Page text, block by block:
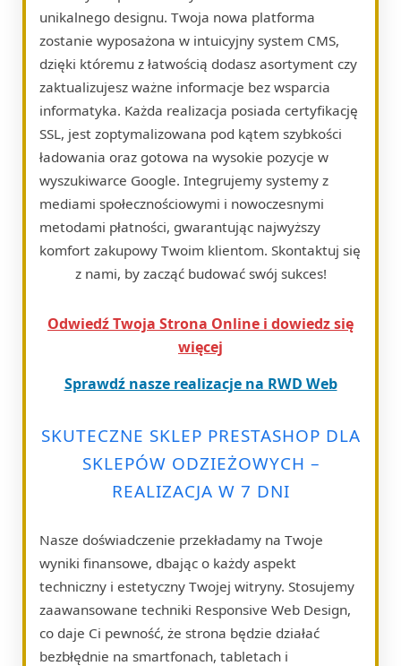
unikalnego designu. Twoja nowa platforma
zostanie wyposażona w intuicyjny system CMS,
dzięki któremu z łatwością dodasz asortyment czy
zaktualizujesz ważne informacje bez wsparcia
informatyka. Każda realizacja posiada certyfikację
SSL, jest zoptymalizowana pod kątem szybkości
ładowania oraz gotowa na wysokie pozycje w
wyszukiwarce Google. Integrujemy systemy z
mediami społecznościowymi i nowoczesnymi
metodami płatności, gwarantując najwyższy
komfort zakupowy Twoim klientom. Skontaktuj się
z nami, by zacząć budować swój sukces!
Odwiedź Twoja Strona Online i dowiedz się
więcej
Sprawdź nasze realizacje na RWD Web
SKUTECZNE SKLEP PRESTASHOP DLA
SKLEPÓW ODZIEŻOWYCH –
REALIZACJA W 7 DNI
Nasze doświadczenie przekładamy na Twoje
wyniki finansowe, dbając o każdy aspekt
techniczny i estetyczny Twojej witryny. Stosujemy
zaawansowane techniki Responsive Web Design,
co daje Ci pewność, że strona będzie działać
bezbłędnie na smartfonach, tabletach i